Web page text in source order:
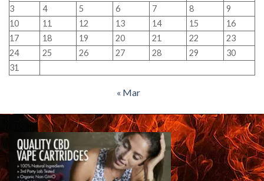
3
4 5 6 7 8
9
10
11 12 13 14 15
16
17
18 19 20 21 22
23
24
25 26 27 28 29
30
31
« Mar